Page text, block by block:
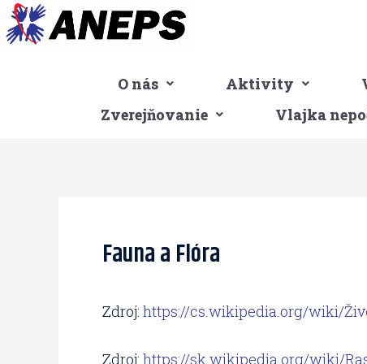
Preskočiť
na
O nás Aktivity
Zverejňovanie
Vlajka
Fauna a Flóra
Zdroj: https://cs.wikipedia.org/wiki/
Zdroj: https://sk.wikipedia.org/wiki/